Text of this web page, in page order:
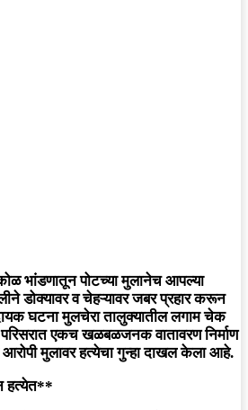
भांडणातून पोटच्या मुलानेच आपल्या
डोक्यावर व चेहऱ्यावर जबर प्रहार करून
घटना मुलचेरा तालुक्यातील लगाम चेक
एकच खळबळजनक वातावरण निर्माण
मुलावर हत्येचा गुन्हा दाखल केला आहे.
हत्येत**